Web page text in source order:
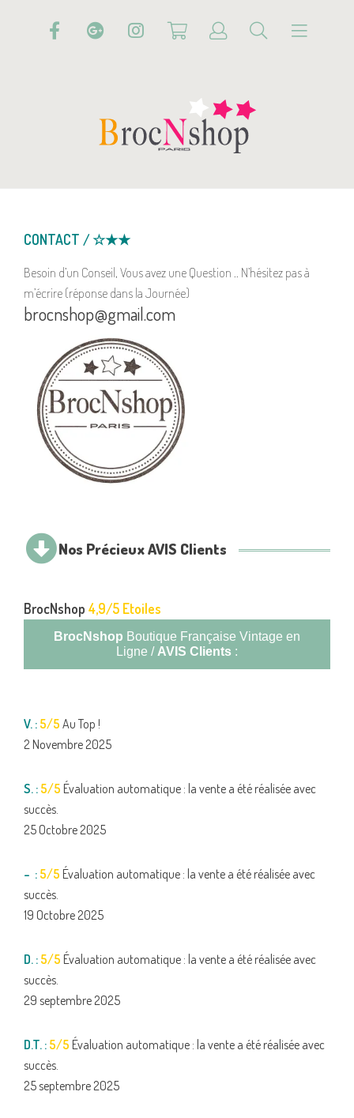
CONTACT / ☆★★
Besoin d’un Conseil, Vous avez une Question .. N’hésitez pas à
m’écrire (réponse dans la Journée)
brocnshop@gmail.com
Nos Précieux AVIS Clients
BrocNshop 4,9/5 Etoiles
BrocNshop Boutique Française Vintage en
Ligne / AVIS Clients :
V. : 5/5 Au Top !
2 Novembre 2025
S. : 5/5 Évaluation automatique : la vente a été réalisée avec
succès.
25 Octobre 2025
– : 5/5 Évaluation automatique : la vente a été réalisée avec
succès.
19 Octobre 2025
D. : 5/5 Évaluation automatique : la vente a été réalisée avec
succès.
29 septembre 2025
D.T. : 5/5 Évaluation automatique : la vente a été réalisée avec
succès.
25 septembre 2025